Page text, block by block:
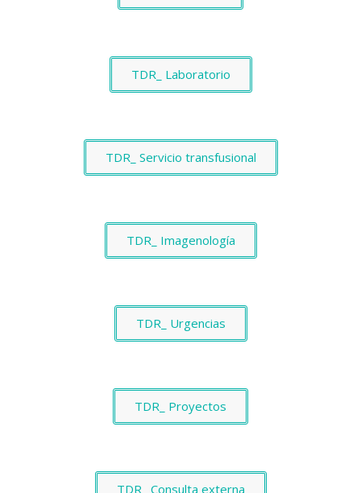
TDR_ Laboratorio
TDR_ Servicio transfusional
TDR_ Imagenología
TDR_ Urgencias
TDR_ Proyectos
TDR_ Consulta externa